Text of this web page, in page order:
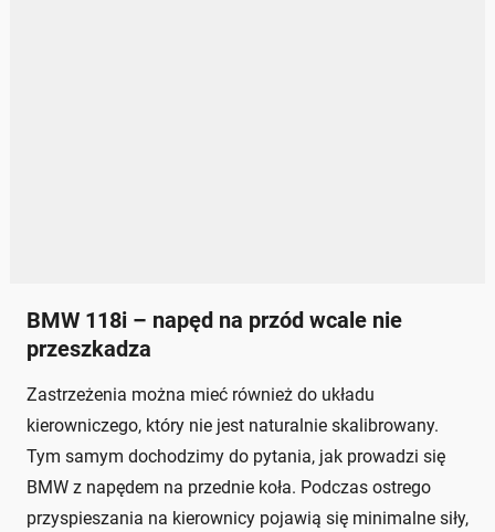
BMW 118i – napęd na przód wcale nie
przeszkadza
Zastrzeżenia można mieć również do układu
kierowniczego, który nie jest naturalnie skalibrowany.
Tym samym dochodzimy do pytania, jak prowadzi się
BMW z napędem na przednie koła. Podczas ostrego
przyspieszania na kierownicy pojawią się minimalne siły,